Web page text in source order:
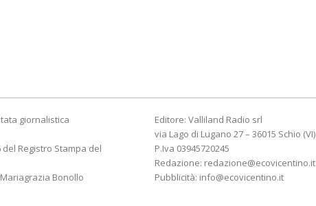
giornalistica
Registro Stampa del
Bonollo
Editore: Valliland Radio srl
via Lago di Lugano 27 – 36015 Schio (VI)
P.Iva 03945720245
Redazione: redazione@ecovicentino.it
Pubblicità: info@ecovicentino.it